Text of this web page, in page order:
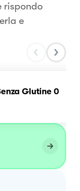
rispondo
e
Glutine 0